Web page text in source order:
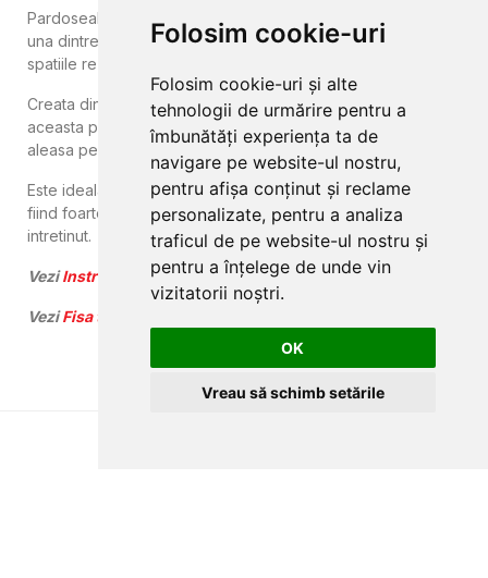
Folosim cookie-uri
Folosim cookie-uri și alte
tehnologii de urmărire pentru a
îmbunătăți experiența ta de
navigare pe website-ul nostru,
pentru afișa conținut și reclame
personalizate, pentru a analiza
traficul de pe website-ul nostru și
pentru a înțelege de unde vin
vizitatorii noștri.
OK
Vreau să schimb setările
Pardoseala Mineral SPC Woodric de la Arbiton reprezinta
una dintre cele mai noi optiuni de placi de vinil pentru
spatiile rezidentiale si pentru spatiile cu trafic intens.
Creata dintr-un material special, ce urmeaza fibra lemnului,
aceasta pardoseala este o alternativa extrem de bine
aleasa pentru pardoselile clasice.
Este ideala pentru montaj peste incalzirea prin pardoseala,
fiind foarte rezistenta la zgarieturi, impermeabila si usor de
intretinut.
VeziInstructiunile de montaj.
VeziFisa tehnica.